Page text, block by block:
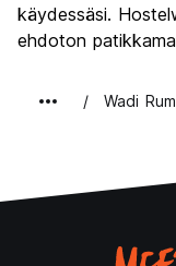
käydessäsi.
ehdoton
Wadi